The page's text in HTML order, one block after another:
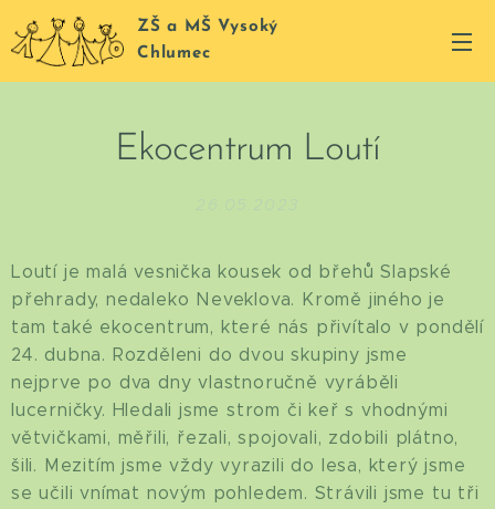
ZŠ a MŠ Vysoký
Chlumec
Ekocentrum Loutí
Loutí je malá vesnička kousek od břehů Slapské
přehrady, nedaleko Neveklova. Kromě jiného je
tam také ekocentrum, které nás přivítalo v pondělí
24. dubna. Rozděleni do dvou skupiny jsme
nejprve po dva dny vlastnoručně vyráběli
lucerničky. Hledali jsme strom či keř s vhodnými
větvičkami, měřili, řezali, spojovali, zdobili plátno,
šili. Mezitím jsme vždy vyrazili do lesa, který jsme
se učili vnímat novým pohledem. Strávili jsme tu tři